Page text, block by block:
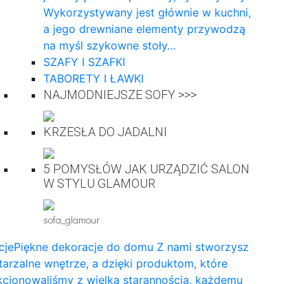
Wykorzystywany jest głównie w kuchni,
a jego drewniane elementy przywodzą
na myśl szykowne stoły…
SZAFY I SZAFKI
TABORETY I ŁAWKI
NAJMODNIEJSZE SOFY >>>
KRZESŁA DO JADALNI
5 POMYSŁÓW JAK URZĄDZIĆ SALON
W STYLU GLAMOUR
sofa_glamour
Piękne dekoracje do domu Z nami stworzysz
wnętrze, a dzięki produktom, które
z wielką starannością, każdemu